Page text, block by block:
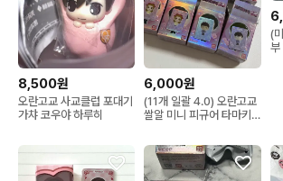
8,500원
오란고교 사교클럽 포대기
가챠 코우야 하루히
6,000원
(11개 일괄 4.0) 오란고교
쌀알 미니 피규어 타마키
카루 하니 모리 쿄우야 치
통하니
(
부